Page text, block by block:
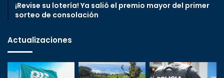
¡Revise su lotería! Ya salió el premio mayor del primer
sorteo de consolación
Actualizaciones